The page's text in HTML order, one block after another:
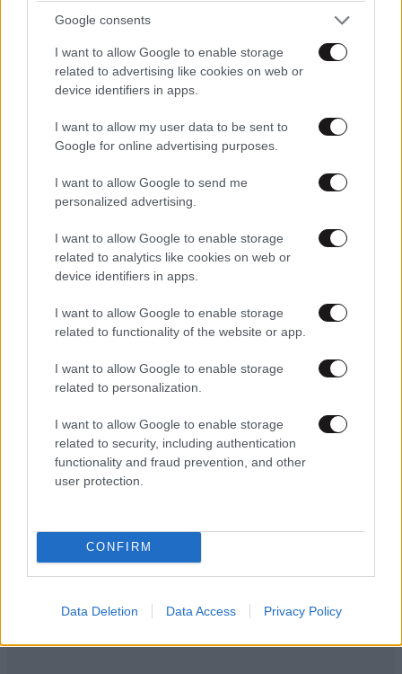
Google consents
I want to allow Google to enable storage
related to advertising like cookies on web or
device identifiers in apps.
I want to allow my user data to be sent to
Google for online advertising purposes.
I want to allow Google to send me
personalized advertising.
I want to allow Google to enable storage
related to analytics like cookies on web or
device identifiers in apps.
I want to allow Google to enable storage
related to functionality of the website or app.
I want to allow Google to enable storage
related to personalization.
I want to allow Google to enable storage
related to security, including authentication
functionality and fraud prevention, and other
user protection.
CONFIRM
Data Deletion Data Access Privacy Policy
Xαρακτήρες: 0/1000
Διαβάστε και ακολουθήστε τους κανόνες σχολιασμού
TRENDING
ΠΡΟΛΗΨΗ & ΘΕΡΑΠΕΙΑ3 ω. πριν
ενισχύσετε την υγεία του εγκεφάλου